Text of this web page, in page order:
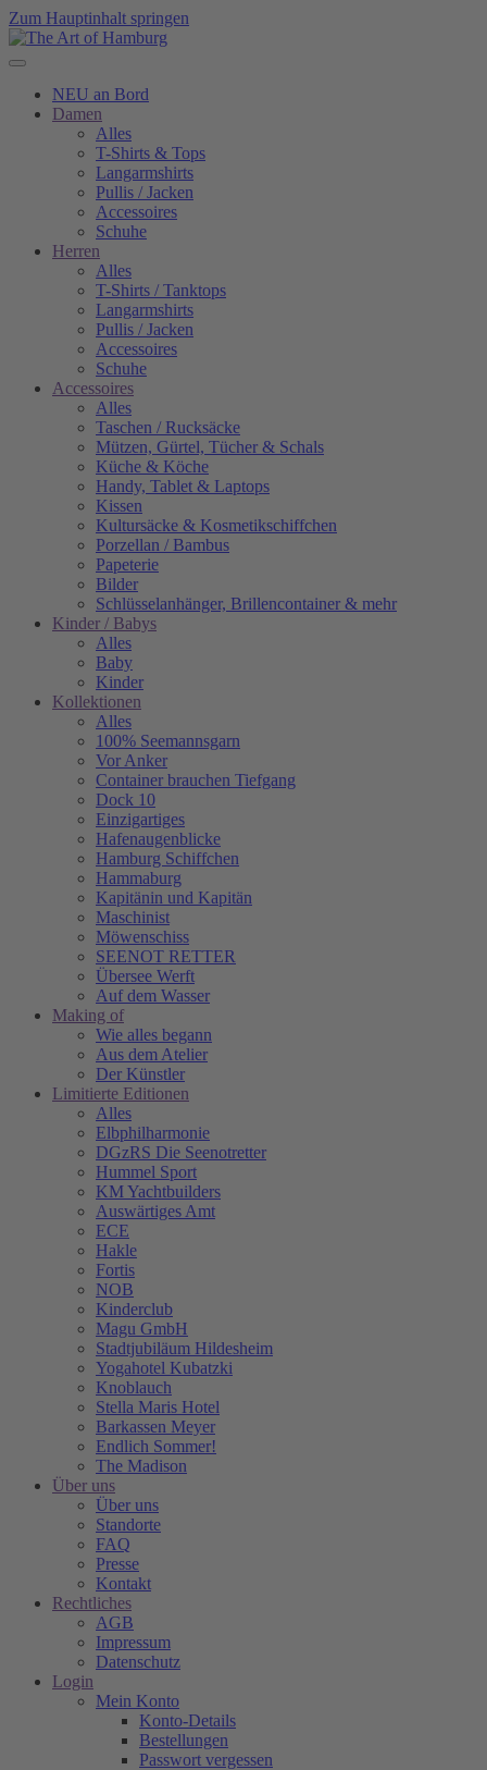
Zum Hauptinhalt springen
NEU an Bord
Damen
Alles
T-Shirts & Tops
Langarmshirts
Pullis / Jacken
Accessoires
Schuhe
Herren
Alles
T-Shirts / Tanktops
Langarmshirts
Pullis / Jacken
Accessoires
Schuhe
Accessoires
Alles
Taschen / Rucksäcke
Mützen, Gürtel, Tücher & Schals
Küche & Köche
Handy, Tablet & Laptops
Kissen
Kultursäcke & Kosmetikschiffchen
Porzellan / Bambus
Papeterie
Bilder
Schlüsselanhänger, Brillencontainer & mehr
Kinder / Babys
Alles
Baby
Kinder
Kollektionen
Alles
100% Seemannsgarn
Vor Anker
Container brauchen Tiefgang
Dock 10
Einzigartiges
Hafenaugen­blicke
Hamburg Schiffchen
Hammaburg
Kapitänin und Kapitän
Maschinist
Möwenschiss
SEENOT RETTER
Übersee Werft
Auf dem Wasser
Making of
Wie alles begann
Aus dem Atelier
Der Künstler
Limitierte Editionen
Alles
Elbphilharmonie
DGzRS Die Seenotretter
Hummel Sport
KM Yachtbuilders
Auswärtiges Amt
ECE
Hakle
Fortis
NOB
Kinderclub
Magu GmbH
Stadtjubiläum Hildesheim
Yogahotel Kubatzki
Knoblauch
Stella Maris Hotel
Barkassen Meyer
Endlich Sommer!
The Madison
Über uns
Über uns
Standorte
FAQ
Presse
Kontakt
Rechtliches
AGB
Impressum
Datenschutz
Login
Mein Konto
Konto-Details
Bestellungen
Passwort vergessen